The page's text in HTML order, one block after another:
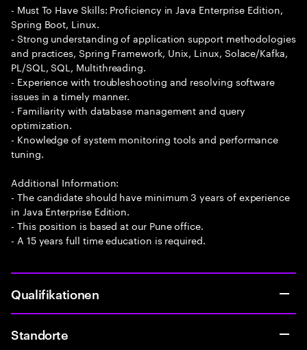
- Must To Have Skills: Proficiency in Java Enterprise Edition,
Spring Boot, Linux.
- Strong understanding of application support methodologies
and practices, Spring Framework, Unix, Linux, Solace/Kafka,
PL/SQL, SQL, Multithreading.
- Experience with troubleshooting and resolving software
issues in a timely manner.
- Familiarity with database management and query
optimization.
- Knowledge of system monitoring tools and performance
tuning.
Additional Information:
- The candidate should have minimum 3 years of experience
in Java Enterprise Edition.
- This position is based at our Pune office.
- A 15 years full time education is required.
Qualifikationen
Standorte